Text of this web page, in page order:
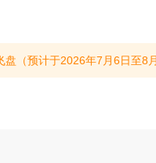
28日、11月20日、11月7日、11月27日、11月13日、11月28日、12月1日和12月12日，该营业时间是上午10:00至下午7:00。2026年9月21日、9月23日、9月25日、9月